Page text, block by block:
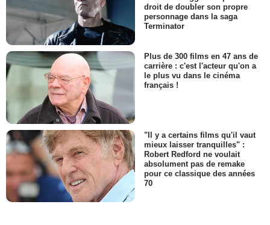
droit de doubler son propre
personnage dans la saga
Terminator
Plus de 300 films en 47 ans de
carrière : c'est l'acteur qu'on a
le plus vu dans le cinéma
français !
"Il y a certains films qu'il vaut
mieux laisser tranquilles" :
Robert Redford ne voulait
absolument pas de remake
pour ce classique des années
70